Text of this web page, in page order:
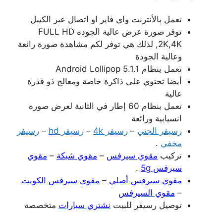
تعمل بالأنترنت واي فاير او اتصال عبر الكيبل
توفر صورة عرض عالية الجودة FULL HD
,2K,4K لذلك هي توفر لكم مشاهدة صورة رائعة
وعالية الجودة
تعمل بنظام Android Lollipop 5.1.1
أيضا تحتوي على ذاكرة خاصة ومعالج ذو قدرة
عالية
تعمل بنظام 60 إطار في الثانية لعرض صورة
انسيابية ورائعة
رسيفر الجني – رسيفر 4k – رسيفر hd – رسيفر
مخفي .
تركيب مقوي سيرفس – مقوي شبكة – مقوي
سيرفس 5g
.
مقوي سيرفس أصلي – مقوي سيرفس الكويت
– مقوي السيرفس
توصيل رسيفر للبيت نشتري سيارات متخصصة